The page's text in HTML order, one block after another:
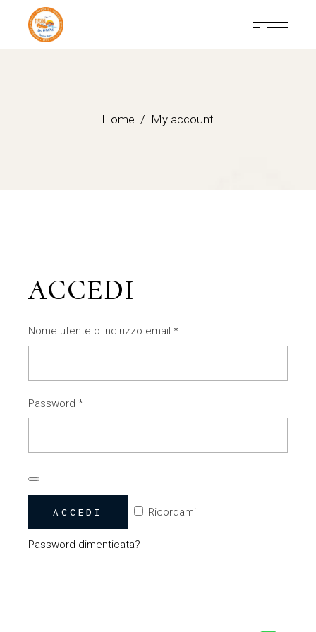
content
Home My account
ACCEDI
Nome utente o indirizzo email*Richiesto
Password*Richiesto
Ricordami
ACCEDI
Password dimenticata?